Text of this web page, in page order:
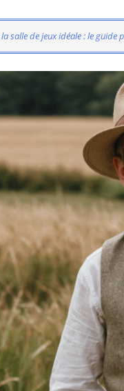
la salle de jeux idéale : le